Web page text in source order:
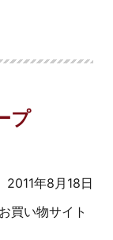
プ
2011年8月18日
買い物サイト